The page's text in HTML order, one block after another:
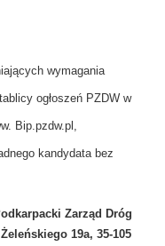
wymagania
ogłoszeń PZDW w
Bip.pzdw.pl,
kandydata bez
Zarząd Dróg
19a, 35-105